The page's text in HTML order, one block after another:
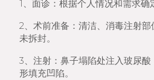
1、面诊：根据个人情况和需求确
2、术前准备：清洁、消毒注射
未拆封。
3、注射：鼻子塌陷处注入玻尿
形填充凹陷。